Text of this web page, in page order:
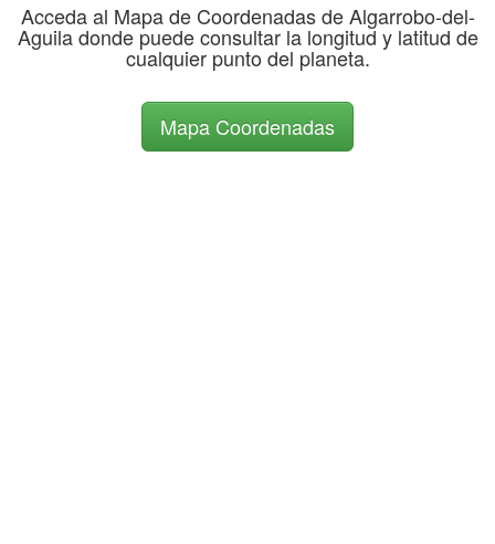
Acceda al Mapa de Coordenadas de Algarrobo-del-
Aguila donde puede consultar la longitud y latitud de
cualquier punto del planeta.
Mapa Coordenadas